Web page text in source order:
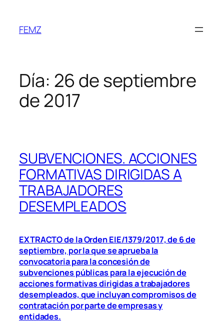
FEMZ
Día: 26 de septiembre
de 2017
SUBVENCIONES. ACCIONES
FORMATIVAS DIRIGIDAS A
TRABAJADORES
DESEMPLEADOS
EXTRACTO de la Orden EIE/1379/2017, de 6 de
septiembre, por la que se aprueba la
convocatoria para la concesión de
subvenciones públicas para la ejecución de
acciones formativas dirigidas a trabajadores
desempleados, que incluyan compromisos de
contratación por parte de empresas y
entidades.